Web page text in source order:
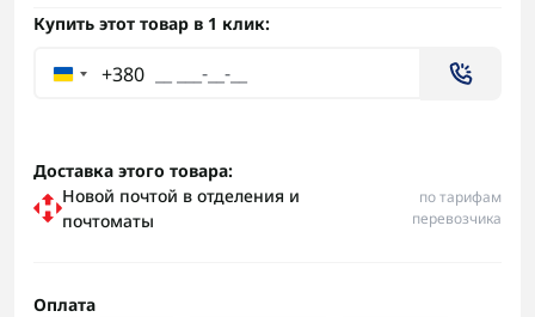
Купить этот товар в 1 клик:
+380
Доставка этого товара:
Новой почтой в отделения и
почтоматы
по тарифам
перевозчика
Оплата